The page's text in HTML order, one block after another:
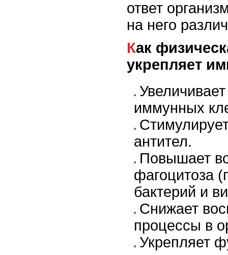
ответ
на него
Как физическая активность
укрепляет
иммунных
антител.
Повышает
фагоцитоза
бактерий и
Снижает
процессы в
Укрепляет